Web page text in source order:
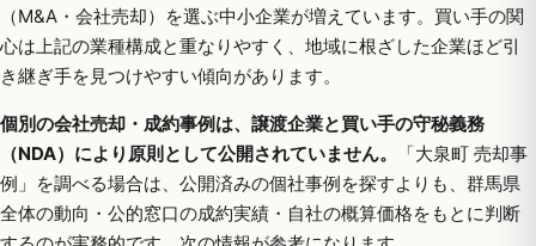
（M&A・会社売却）を選ぶ中小企業が増えています。買い手の関
心は上記の業種構成と重なりやすく、地域に根ざした企業ほど引
き継ぎ手を見つけやすい傾向があります。
個別の会社売却・成約事例は、譲渡企業と買い手の守秘義務
（NDA）により原則として公開されていません。
「大泉町 売却事
例」を調べる場合は、公開済みの個社事例を探すよりも、群馬県
全体の動向・公的窓口の成約実績・自社の概算価格をもとに判断